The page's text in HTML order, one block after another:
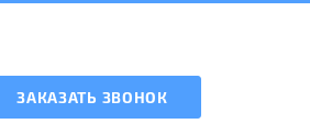
ЗАКАЗАТЬ ЗВОНОК